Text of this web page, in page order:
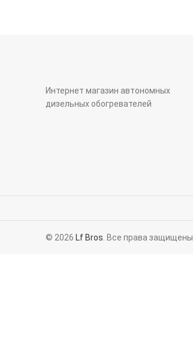
Интернет магазин автономных
дизельных обогревателей
© 2026 Lf Bros . Все права защищены